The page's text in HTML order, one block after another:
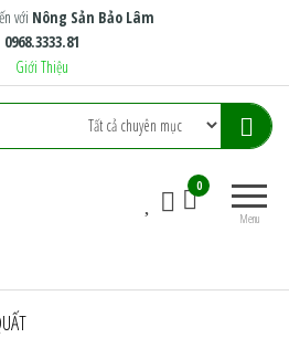
với Nông Sản Bảo Lâm
0968.3333.81
Giới Thiệu
Menu
0